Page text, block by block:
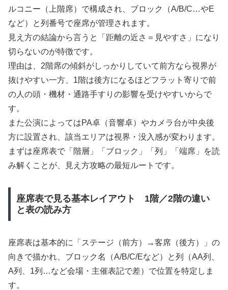
ルコニー（上階席）で構成され、ブロック（A/B/C…やE
など）と列番号で座席が管理されます。
見え方の結論から言うと「距離の近さ＝見やすさ」になり
切らないのが特徴です。
理由は、2階席の傾斜がしっかりしていて前方なら視界が
抜けやすい一方、1階は後方になるほどフラット寄りで前
の人の頭・機材・通路手すりの影響を受けやすいからで
す。
また公演によってはPA卓（音響卓）やカメラ台が中央後
方に設置され、該当エリアは視界・没入感が変わります。
まずは座席表で「階層」「ブロック」「列」「端席」を読
み解くことが、見え方攻略の最短ルートです。
座席表で見る基本レイアウト 1階／2階の違い
と表の読み方
座席表は基本的に「ステージ（前方）→客席（後方）」の
向きで描かれ、ブロック名（A/B/C/Eなど）と列（AA列、
A列、1列…など会場・主催表記で差）で位置を特定しま
す。